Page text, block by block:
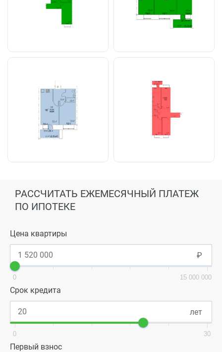
РАССЧИТАТЬ ЕЖЕМЕСЯЧНЫЙ ПЛАТЕЖ
ПО ИПОТЕКЕ
Цена квартиры
0 15 000 000
Срок кредита
0 30
Первый взнос